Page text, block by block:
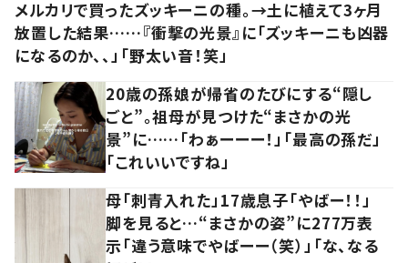
メルカリで買ったズッキーニの種。→土に植えて3ヶ月
放置した結果……『衝撃の光景』に「ズッキーニも凶器
になるのか、、」「野太い音！笑」
20歳の孫娘が帰省のたびにする“隠し
ごと”。祖母が見つけた“まさかの光
景”に……「わぁーーー！」「最高の孫だ」
「これいいですね」
母「刺青入れた」17歳息子「やばー！！」
脚を見ると…“まさかの姿”に277万表
示「違う意味でやばーー（笑）」「な、なる